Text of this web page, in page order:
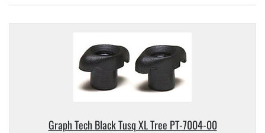
Graph Tech Black Tusq XL Tree PT-​7004-​00